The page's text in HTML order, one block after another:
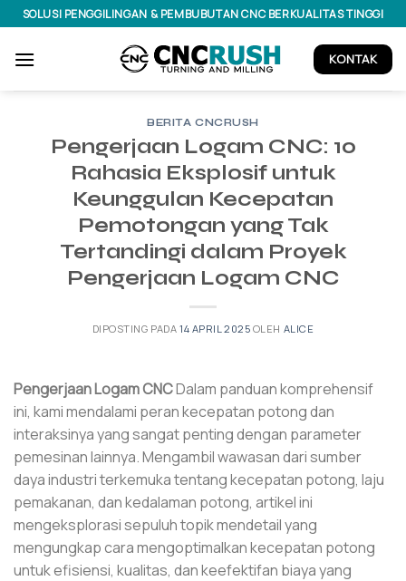
Lewati
ke
konten
SOLUSI PENGGILINGAN & PEMBUBUTAN CNC BERKUALITAS TINGGI
KONTAK
BERITA CNCRUSH
Pengerjaan Logam CNC: 10
Rahasia Eksplosif untuk
Keunggulan Kecepatan
Pemotongan yang Tak
Tertandingi dalam Proyek
Pengerjaan Logam CNC
DIPOSTING PADA 14 APRIL 2025 OLEH ALICE
Pengerjaan Logam CNCDalam panduan komprehensif
ini, kami mendalami peran kecepatan potong dan
interaksinya yang sangat penting dengan parameter
pemesinan lainnya. Mengambil wawasan dari sumber
daya industri terkemuka tentang kecepatan potong, laju
pemakanan, dan kedalaman potong, artikel ini
mengeksplorasi sepuluh topik mendetail yang
mengungkap cara mengoptimalkan kecepatan potong
untuk efisiensi, kualitas, dan keefektifan biaya yang